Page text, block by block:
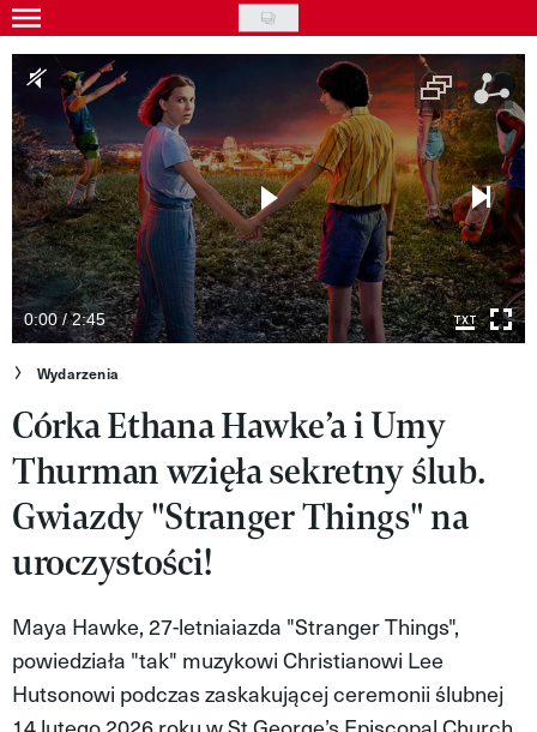
Skip
to
main
content
Wydarzenia
Rozrywka
Na ekranie
Piosenka
VIVA!ART
VIVA!MODA
VIVA!MAN
VIVA!PEOPLE POWER
VIVA!ITAKA
MAGAZYN VIVA!
0:00 / 2:45
Wydarzenia
Córka Ethana Hawke’a i Umy
Thurman wzięła sekretny ślub.
Gwiazdy "Stranger Things" na
uroczystości!
Maya Hawke, 27-letniaiazda "Stranger Things",
powiedziała "tak" muzykowi Christianowi Lee
Hutsonowi podczas zaskakującej ceremonii ślubnej